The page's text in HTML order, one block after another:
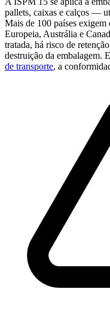
pallets, caixas e calços —
Mais de 100 países
Europeia, Austrália e
tratada, há risco de
destruição da embalagem.
de transporte, a